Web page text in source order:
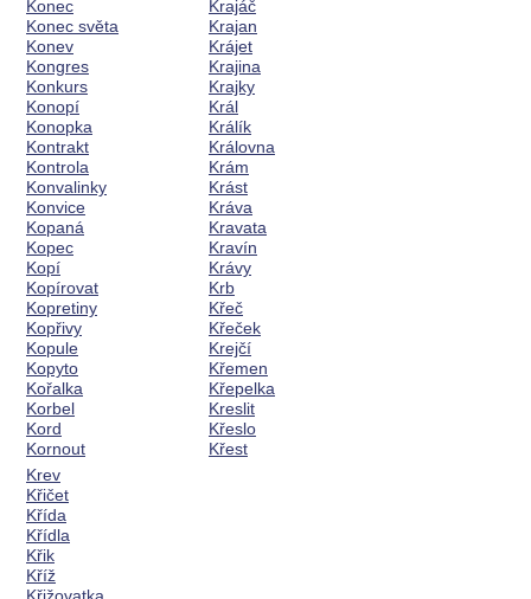
Konec
Konec světa
Konev
Kongres
Konkurs
Konopí
Konopka
Kontrakt
Kontrola
Konvalinky
Konvice
Kopaná
Kopec
Kopí
Kopírovat
Kopretiny
Kopřivy
Kopule
Kopyto
Kořalka
Korbel
Kord
Kornout
Krajáč
Krajan
Krájet
Krajina
Krajky
Král
Králík
Královna
Krám
Krást
Kráva
Kravata
Kravín
Krávy
Krb
Křeč
Křeček
Krejčí
Křemen
Křepelka
Kreslit
Křeslo
Křest
Krev
Křičet
Křída
Křídla
Křik
Kříž